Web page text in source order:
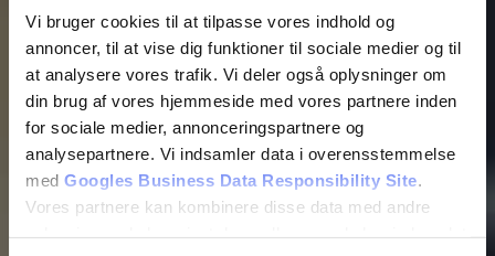
Vi bruger cookies til at tilpasse vores indhold og
annoncer, til at vise dig funktioner til sociale medier og til
at analysere vores trafik. Vi deler også oplysninger om
din brug af vores hjemmeside med vores partnere inden
for sociale medier, annonceringspartnere og
analysepartnere. Vi indsamler data i overensstemmelse
med Googles Business Data Responsibility Site
Vores partnere kan kombinere disse data med andre
Tilføj filer (max 5)